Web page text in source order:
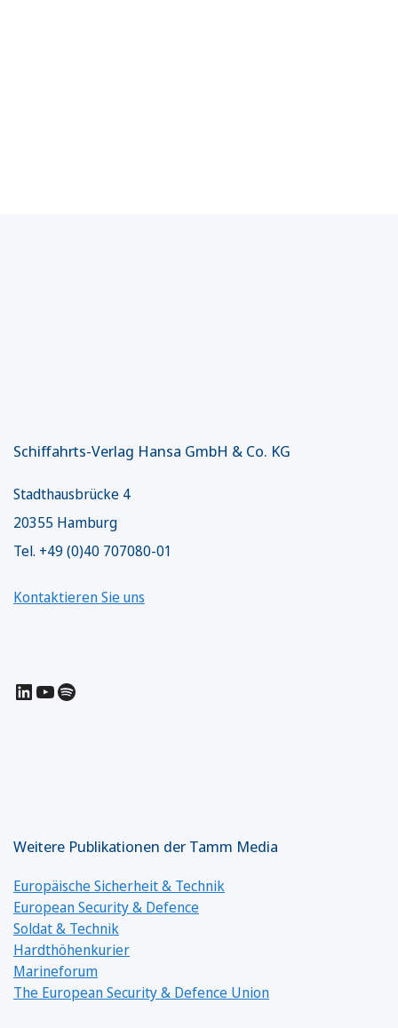
Schiffahrts-Verlag Hansa GmbH & Co. KG
Stadthausbrücke 4
20355 Hamburg
Tel. +49 (0)40 707080-01
Kontaktieren Sie uns
LinkedIn
YouTube
Spotify
Weitere Publikationen der Tamm Media
Europäische Sicherheit & Technik
European Security & Defence
Soldat & Technik
Hardthöhenkurier
Marineforum
The European Security & Defence Union